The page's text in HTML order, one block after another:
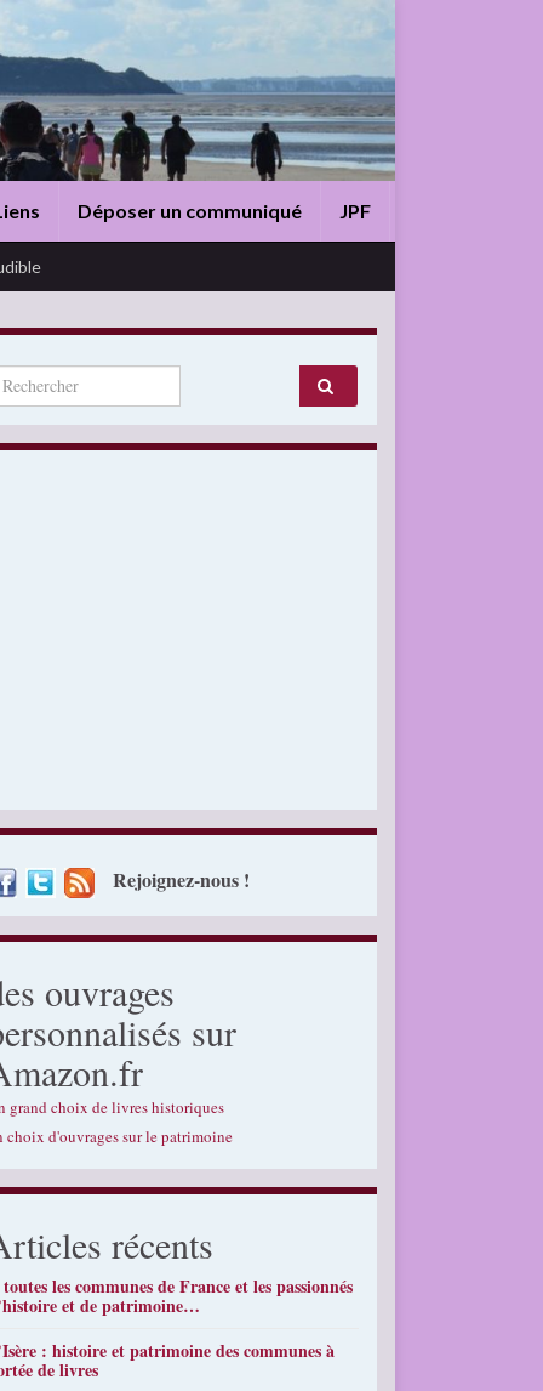
Déposer un communiqué JPF
for:
Rejoignez-nous !
ouvrages
sur
grand choix de livres historiques
choix d'ouvrages sur le patrimoine
récents
les communes de France et les passionnés
et de patrimoine…
: histoire et patrimoine des communes à
de livres